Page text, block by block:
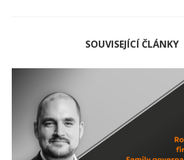
SOUVISEJÍCÍ ČLÁNKY